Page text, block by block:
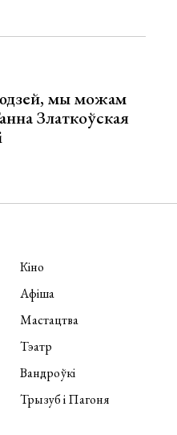
мы можам
Златкоўская
Кіно
Афіша
Мастацтва
Тэатр
Вандроўкі
Трызуб і Пагоня